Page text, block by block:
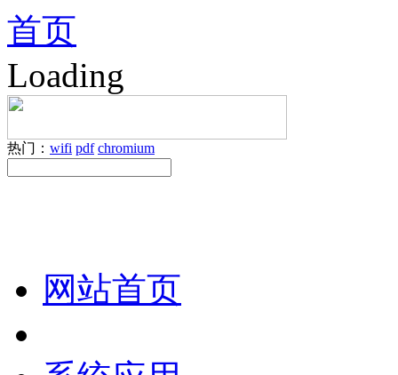
首页
Loading
热门： wifi pdf chromium
网站首页